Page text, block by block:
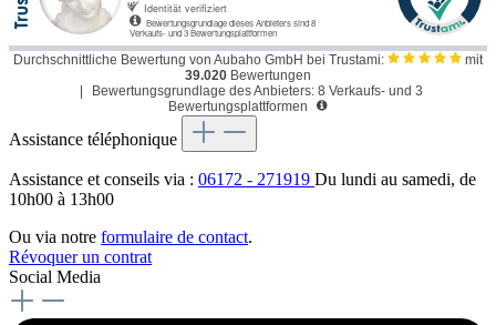
Durchschnittliche Bewertung von Aubaho GmbH bei Trustami:
mit
39.020 Bewertungen
Bewertungsgrundlage des Anbieters: 8 Verkaufs- und 3
Bewertungsplattformen
Assistance téléphonique
Assistance et conseils via : 06172 - 271919 Du lundi au samedi, de
10h00 à 13h00
Ou via notre formulaire de contact.
Révoquer un contrat
Social Media